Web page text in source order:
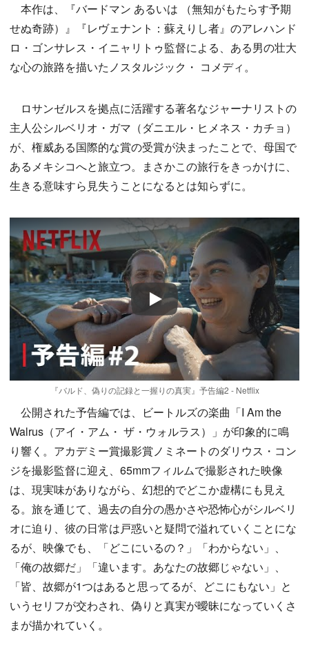
本作は、『バードマン あるいは （無知がもたらす予期
せぬ奇跡）』『レヴェナント：蘇えりし者』のアレハンド
ロ・ゴンサレス・イニャリトゥ監督による、ある男の壮大
な心の旅路を描いたノスタルジック・ コメディ。
ロサンゼルスを拠点に活躍する著名なジャーナリストの
主人公シルベリオ・ガマ（ダニエル・ヒメネス・カチョ）
が、権威ある国際的な賞の受賞が決まったことで、母国で
あるメキシコへと旅立つ。まさかこの旅行をきっかけに、
生きる意味すら見失うことになるとは知らずに。
Play
『バルド、偽りの記録と一握りの真実』予告編2 - Netflix
公開された予告編では、ビートルズの楽曲「I Am the
Walrus（アイ・アム・ ザ・ウォルラス）」が印象的に鳴
り響く。アカデミー賞撮影賞ノミネートのダリウス・コン
ジを撮影監督に迎え、65mmフィルムで撮影された映像
は、現実味がありながら、幻想的でどこか虚構にも見え
る。旅を通じて、過去の自分の愚かさや恐怖心がシルベリ
オに迫り、彼の日常は戸惑いと疑問で溢れていくことにな
るが、映像でも、「どこにいるの？」「わからない」、
「俺の故郷だ」「違います。あなたの故郷じゃない」、
「皆、故郷が1つはあると思ってるが、どこにもない」と
いうセリフが交わされ、偽りと真実が曖昧になっていくさ
まが描かれていく。